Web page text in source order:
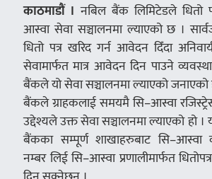
काठमाडौं । नबिल बैंक लिमिटेडले धितो
आस्वा सेवा सञ्चालनमा ल्याएको छ ।
धितो पत्र खरिद गर्न आवेदन दिँदा
सेवामार्फत मात्र आवेदन दिन पाउने
बैंकले यो सेवा सञ्चालनमा ल्याएको जनाएको
बैंकले ग्राहकलाई समयमै सि–आस्वा
उद्देश्यले उक्त सेवा सञ्चालनमा ल्याएको हो
बैंकका सम्पूर्ण शाखाहरुबाट सि–आस्वा
नम्बर लिई सि–आस्वा प्रणालीमार्फत